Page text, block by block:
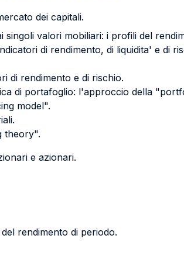
dei capitali.
valori mobiliari: i profili del
di rendimento, di liquidita' e di
di rendimento e di rischio.
di portafoglio: l'approccio della
model".
theory".
e azionari.
rendimento di periodo.